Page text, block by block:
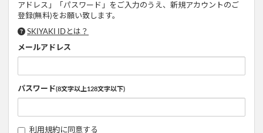
アドレス」「パスワード」をご入力のうえ、新規アカウントのご
登録(無料)をお願い致します。
SKIYAKI IDとは？
メールアドレス
パスワード(8文字以上128文字以下)
利用規約に同意する